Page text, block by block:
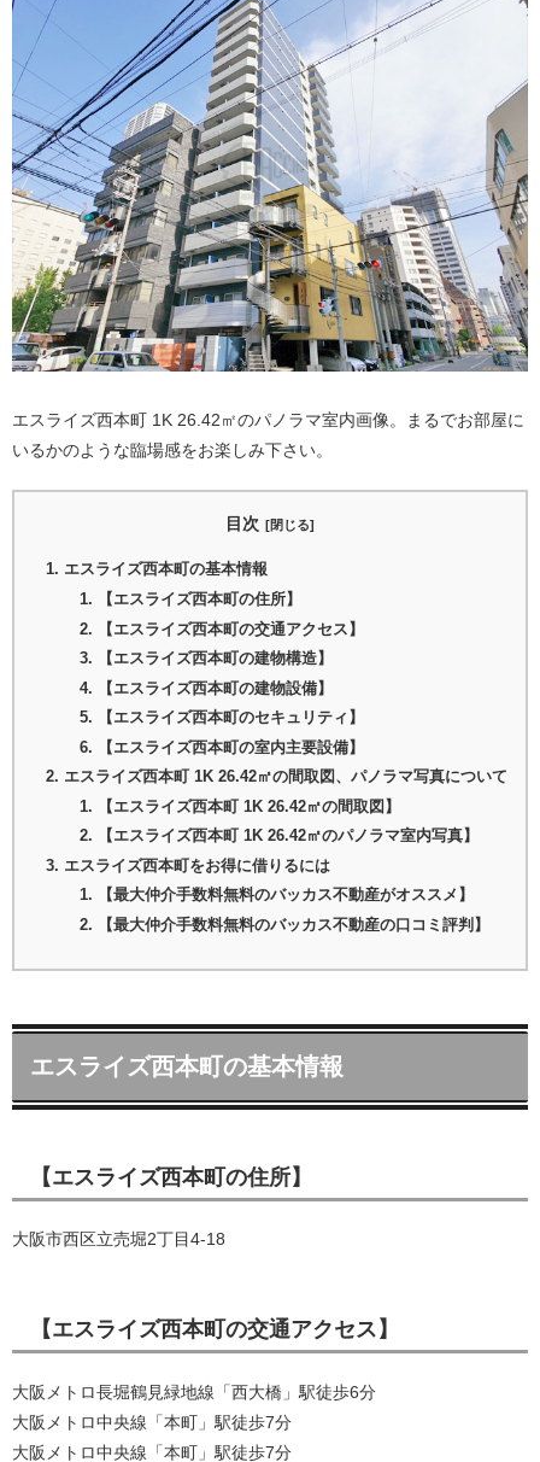
エスライズ西本町 1K 26.42㎡のパノラマ室内画像。まるでお部屋に
いるかのような臨場感をお楽しみ下さい。
目次
エスライズ西本町の基本情報
【エスライズ西本町の住所】
【エスライズ西本町の交通アクセス】
【エスライズ西本町の建物構造】
【エスライズ西本町の建物設備】
【エスライズ西本町のセキュリティ】
【エスライズ西本町の室内主要設備】
エスライズ西本町 1K 26.42㎡の間取図、パノラマ写真について
【エスライズ西本町 1K 26.42㎡の間取図】
【エスライズ西本町 1K 26.42㎡のパノラマ室内写真】
エスライズ西本町をお得に借りるには
【最大仲介手数料無料のバッカス不動産がオススメ】
【最大仲介手数料無料のバッカス不動産の口コミ評判】
エスライズ西本町の基本情報
【エスライズ西本町の住所】
大阪市西区立売堀2丁目4-18
【エスライズ西本町の交通アクセス】
大阪メトロ長堀鶴見緑地線「西大橋」駅徒歩6分
大阪メトロ中央線「本町」駅徒歩7分
大阪メトロ中央線「本町」駅徒歩7分